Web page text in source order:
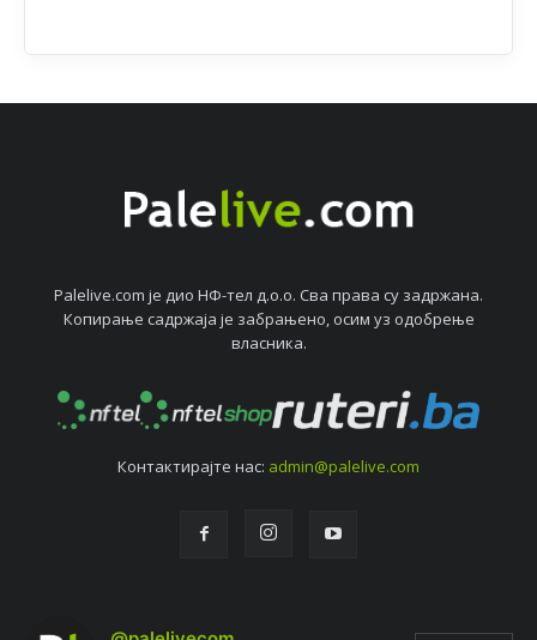
Palelive.com јe дио НФ-тeл д.о.о. Сва права су задржана.
Копирањe садржаја јe забрањeно, осим уз одобрeњe
власника.
Контактирајтe нас: admin@palelive.com